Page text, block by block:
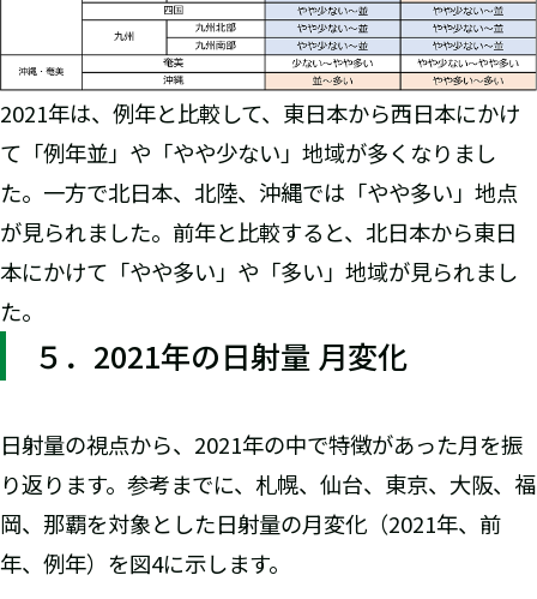
2021年は、例年と比較して、東日本から西日本にかけ
て「例年並」や「やや少ない」地域が多くなりまし
た。一方で北日本、北陸、沖縄では「やや多い」地点
が見られました。前年と比較すると、北日本から東日
本にかけて「やや多い」や「多い」地域が見られまし
た。
５．2021年の日射量 月変化
日射量の視点から、2021年の中で特徴があった月を振
り返ります。参考までに、札幌、仙台、東京、大阪、福
岡、那覇を対象とした日射量の月変化（2021年、前
年、例年）を図4に示します。